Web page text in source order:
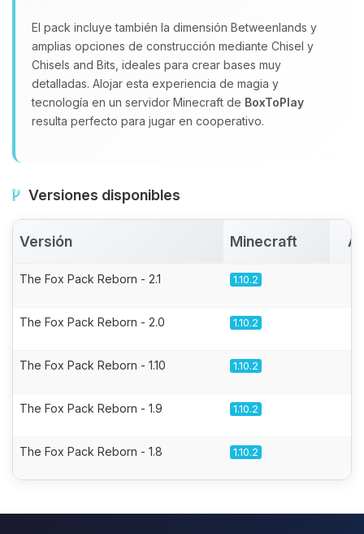
El pack incluye también la dimensión Betweenlands y
amplias opciones de construcción mediante Chisel y
Chisels and Bits, ideales para crear bases muy
detalladas. Alojar esta experiencia de magia y
tecnología en un servidor Minecraft de BoxToPlay
resulta perfecto para jugar en cooperativo.
Versiones disponibles
Versión Minecraft
The Fox Pack Reborn - 2.1 1.10.2
The Fox Pack Reborn - 2.0 1.10.2
The Fox Pack Reborn - 1.10 1.10.2
The Fox Pack Reborn - 1.9 1.10.2
The Fox Pack Reborn - 1.8 1.10.2